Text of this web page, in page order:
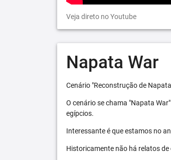
Veja direto no Youtube
Napata War
Cenário "Reconstrução de
O cenário se chama "Napata
egípcios.
Interessante é que estamos no
Historicamente não há relatos